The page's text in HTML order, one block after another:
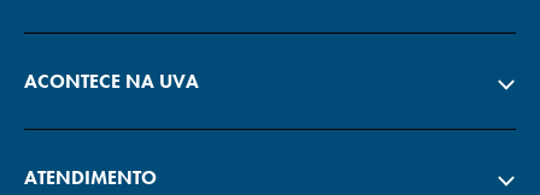
ACONTECE NA UVA
ATENDIMENTO